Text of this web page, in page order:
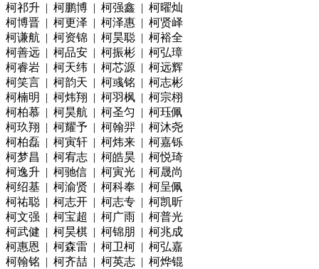
柯祁升 | 柯鹏博 | 柯强鑫 | 柯曜灿
柯博晋 | 柯更泽 | 柯泽惠 | 柯贤峄
柯谦航 | 柯资锦 | 柯昊聪 | 柯裕全
柯善远 | 柯品安 | 柯振彬 | 柯弘璋
柯睿岩 | 柯天纬 | 柯芯源 | 柯远辉
柯笑言 | 柯韵天 | 柯彧铭 | 柯志彬
柯楠明 | 柯炜翔 | 柯羽枫 | 柯宗栩
柯柏慕 | 柯昊航 | 柯圣匀 | 柯珏佩
柯玖翔 | 柯耀予 | 柯翰羿 | 柯沐尧
柯柏磊 | 柯寅轩 | 柯炜来 | 柯嘉铄
柯梦昌 | 柯宥志 | 柯皓昊 | 柯悦琦
柯逸升 | 柯驰信 | 柯寅光 | 柯晟尚
柯绍基 | 柯渝贤 | 柯科奉 | 柯呈佩
柯祐聪 | 柯志开 | 柯志专 | 柯凯昕
柯文强 | 柯宝超 | 柯广雨 | 柯普光
柯武健 | 柯昊棋 | 柯锦朋 | 柯兆成
柯惠恩 | 柯森雷 | 柯卫柯 | 柯弘嘉
柯翰铭 | 柯齐喆 | 柯英志 | 柯烨锟